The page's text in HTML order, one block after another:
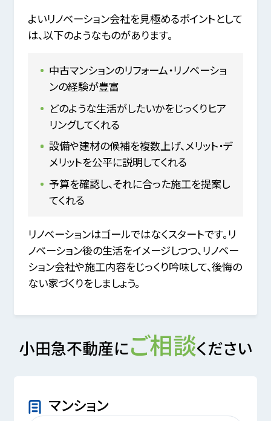
よいリノベーション会社を見極めるポイントとして
は、以下のようなものがあります。
中古マンションのリフォーム・リノベーショ
ンの経験が豊富
どのような生活がしたいかをじっくりヒア
リングしてくれる
設備や建材の候補を複数上げ、メリット・デ
メリットを公平に説明してくれる
予算を確認し、それに合った施工を提案し
てくれる
リノベーションはゴールではなくスタートです。リ
ノベーション後の生活をイメージしつつ、リノベー
ション会社や施工内容をじっくり吟味して、後悔の
ない家づくりをしましょう。
小田急不動産にご相談ください
マンション